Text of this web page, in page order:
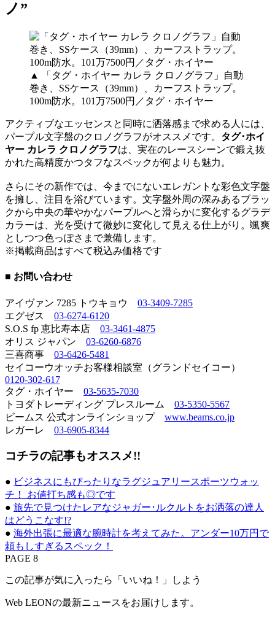
ノ”
▲ 「タグ・ホイヤー カレラ クロノグラフ」自動
巻き、SSケース（39mm）、カーフストラップ。
100m防水。101万7500円／タグ・ホイヤー
アクティブなエッセンスと同時に洒落感まで求める人には、
パープル文字盤のクロノグラフがオススメです。 タグ･ホイ
ヤー カレラ クロノグラフは、実在のレースシーンで鍛え抜
かれた高精度かつタフなスペックが何よりも魅力。
さらにその新作では、今までにないエレガントな彩色文字盤
を擁し、注目を浴びています。文字盤外周の深みあるブラッ
クから中央の華やかなパープルへと滑らかに変化するグラデ
カラーは、光を受けて微妙に変化して見える仕上がり。颯爽
としつつ色っぽさまで兼備します。
※掲載商品はすべて税込み価格です
■ お問い合わせ
アイヴァン 7285 トウキョウ 03-3409-7285
エグゼス 03-6274-6120
S.O.S fp 恵比寿本店 03-3461-4875
オリス ジャパン 03-6260-6876
三喜商事 03-6426-5481
セイコーウオッチお客様相談室（グランドセイコー）
0120-302-617
タグ・ホイヤー 03-5635-7030
トヨダトレーディング プレスルーム 03-5350-5567
ビームス 公式オンラインショップ www.beams.co.jp
レガーレ 03-6905-8344
コチラの記事もオススメ!!
● ビジネスにもぴったりなラグジュアリースポーツウォッ
チ！ お値打ち感も◎です
● 旅先で見つけたレアなジャガー･ルクルトをお洒落の達人
はどうこなす!?
● 海外出張に最適な腕時計を考えてみた。アンダー10万円で
頼もしすぎるスペック！
PAGE 8
この記事が気に入ったら「いいね！」しよう
Web LEONの最新ニュースをお届けします。